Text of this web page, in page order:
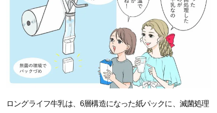
ロングライフ牛乳は、6層構造になった紙パックに、滅菌処理